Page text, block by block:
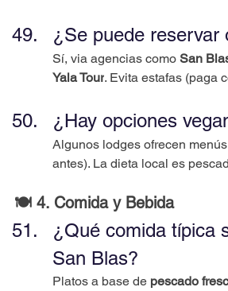
¿Se puede reservar
Sí, via agencias como San
Yala Tour. Evita estafas (paga
¿Hay opciones
Algunos lodges ofrecen
antes). La dieta local es
🍽️ 4. Comida y Bebida
¿Qué comida típica
San Blas?
Platos a base de pescado